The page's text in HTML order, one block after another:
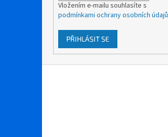
Vložením e-mailu souhlasíte s
podmínkami ochrany osobních údajů
PŘIHLÁSIT SE